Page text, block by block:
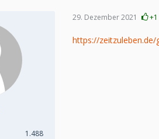
1.488
29. Dezember 2021 +1
https://